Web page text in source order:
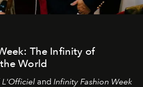
The Infinity of
World
L'Officiel and Infinity Fashion Week